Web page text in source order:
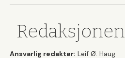
Redaksjonen
Ansvarlig redaktør: Leif Ø. Haug